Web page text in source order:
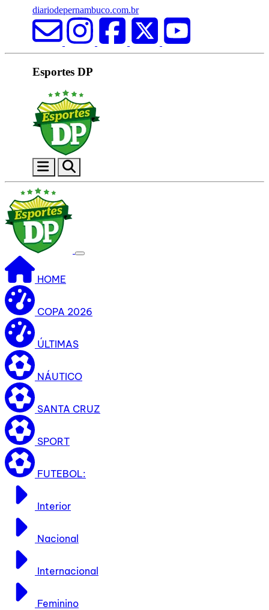
diariodepernambuco.com.br
Esportes DP
HOME
COPA 2026
ÚLTIMAS
NÁUTICO
SANTA CRUZ
SPORT
FUTEBOL:
Interior
Nacional
Internacional
Feminino